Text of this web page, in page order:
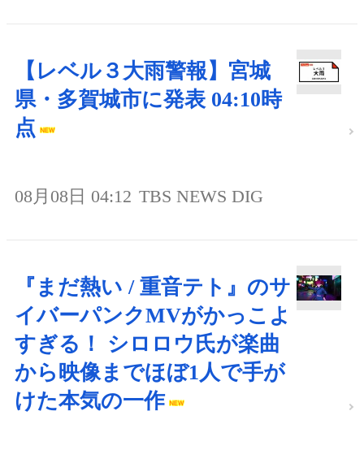
【レベル３大雨警報】宮城
県・多賀城市に発表 04:10時
点
08月08日 04:12 TBS NEWS DIG
『まだ熱い / 重音テト』のサ
イバーパンクMVがかっこよ
すぎる！ シロロウ氏が楽曲
から映像までほぼ1人で手が
けた本気の一作